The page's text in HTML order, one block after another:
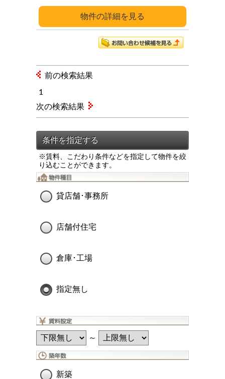
詳細
前の検索結果
1
※賃料、こだわり条件などを指定して物件を絞
り込むことができます。
貸店舗･事務所
店舗付住宅
倉庫･工場
指定無し
～
新築